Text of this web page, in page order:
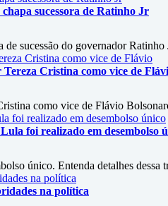
sucessora de Ratinho Jr
de sucessão do governador
Cristina como vice de
como vice de Flávio
foi realizado em desembolso
único. Entenda detalhes dessa
na política